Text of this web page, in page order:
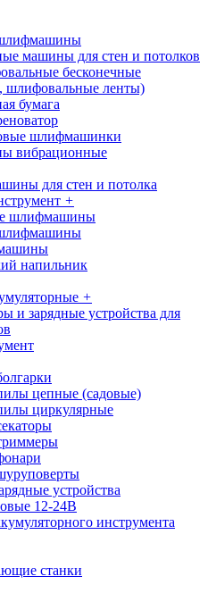
машины для стен и потолков
бесконечные
шлифовальные ленты)
бумага
шлифмашинки
вибрационные
для стен и потолка
+
шлифмашины
напильник
+
и зарядные устройства для
цепные (садовые)
циркулярные
устройства
12-24В
инструмента
станки